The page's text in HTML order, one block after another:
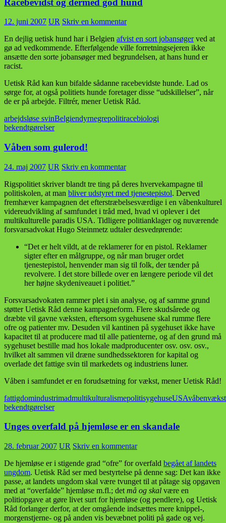
12. juni 2007 UR Skriv en kommentar
En dejlig uetisk hund har i Belgien afvist en sort jobansøgerved at
gø ad vedkommende. Efterfølgende ville forretningsejeren ikke
ansætte den sorte jobansøger med begrundelsen, at hans hund er
racist.
Uetisk Råd kan kun bifalde sådanne racebevidste hunde. Lad os
sørge for, at også politiets hunde foretager disse “udskillelser”, når
de er på arbejde. Filtrér, mener Uetisk Råd.
arbejdsløse svinBelgiendyrnegrepolitiracebiologi
bekendtgørelser
Våben som gulerod!
24. maj 2007 UR Skriv en kommentar
Rigspolitiet skriver blandt tre ting på deres hvervekampagne til
politiskolen, at man bliver udstyret med tjenestepistol. Derved
fremhæver kampagnen det efterstræbelsesværdige i en våbenkulturel
videreudvikling af samfundet i tråd med, hvad vi oplever i det
multikulturelle paradis USA. Tidligere politianklager og nuværende
forsvarsadvokat Hugo Steinmetz udtaler desvedrørende:
“Det er helt vildt, at de reklamerer for en pistol. Reklamer
sigter efter en målgruppe, og når man bruger ordet
tjenestepistol, henvender man sig til folk, der tænder på
revolvere. I det store billede over en længere periode vil det
her højne skydeniveauet i politiet.”
Forsvarsadvokaten rammer plet i sin analyse, og af samme grund
støtter Uetisk Råd denne kampagneform. Flere skudsårede og
dræbte vil gavne væksten, eftersom sygehusene skal rumme flere
ofre og patienter mv. Desuden vil kantinen på sygehuset ikke have
kapacitet til at producere mad til alle patienterne, og af den grund må
sygehuset bestille mad hos lokale madproducenter osv. osv. osv.,
hvilket alt sammen vil dræne sundhedssektoren for kapital og
overlade det fattige svin til markedets og industriens luner.
Våben i samfundet er en forudsætning for vækst, mener Uetisk Råd!
fattigdomindustrimadmultikulturalismepolitisygehuseUSAvåbenvækst
bekendtgørelser
Unges overfald på hjemløse er en skandale
28. februar 2007 UR Skriv en kommentar
De hjemløse er i stigende grad “ofre” for overfald begået af landets
ungdom. Uetisk Råd ser med bestyrtelse på denne sag: Det kan ikke
passe, at landets ungdom skal være tvunget til at påtage sig opgaven
med at “overfalde” hjemløse m.fl.; det må og skal være en
politiopgave at gøre livet surt for hjemløse (og pendlere), og Uetisk
Råd forlanger derfor, at der omgående indsættes mere knippel-,
morgenstjerne- og på anden vis bevæbnet politi på gade og vej.